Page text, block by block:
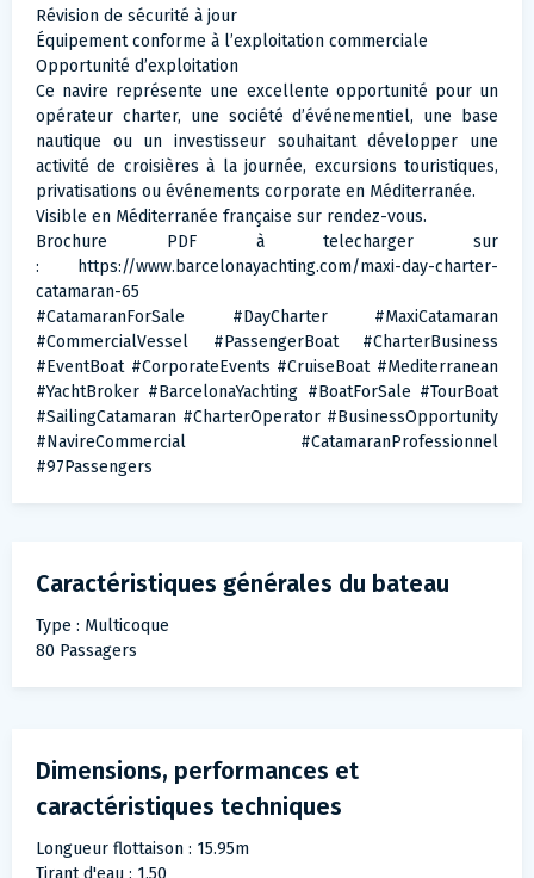
Révision de sécurité à jour
Équipement conforme à l’exploitation commerciale
Opportunité d’exploitation
Ce navire représente une excellente opportunité pour un
opérateur charter, une société d’événementiel, une base
nautique ou un investisseur souhaitant développer une
activité de croisières à la journée, excursions touristiques,
privatisations ou événements corporate en Méditerranée.
Visible en Méditerranée française sur rendez-vous.
Brochure PDF à telecharger sur
: https://www.barcelonayachting.com/maxi-day-charter-
catamaran-65
#CatamaranForSale #DayCharter #MaxiCatamaran
#CommercialVessel #PassengerBoat #CharterBusiness
#EventBoat #CorporateEvents #CruiseBoat #Mediterranean
#YachtBroker #BarcelonaYachting #BoatForSale #TourBoat
#SailingCatamaran #CharterOperator #BusinessOpportunity
#NavireCommercial #CatamaranProfessionnel
#97Passengers
Caractéristiques générales du bateau
Type : Multicoque
80 Passagers
Dimensions, performances et
caractéristiques techniques
Longueur flottaison : 15.95m
Tirant d'eau : 1.50